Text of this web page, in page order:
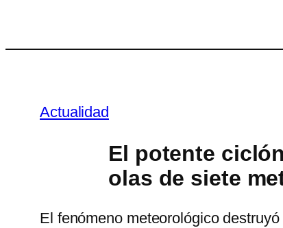
al
Actualidad
El potente
olas de siete
El fenómeno meteorológico